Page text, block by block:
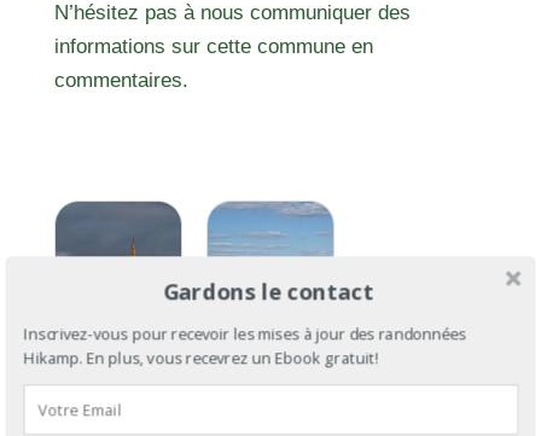
N’hésitez pas à nous communiquer des
informations sur cette commune en
commentaires.
GR®655
et Via
Gardons le contact
Inscrivez-vous pour recevoir les mises à jour des randonnées
Hikamp. En plus, vous recevrez un Ebook gratuit!